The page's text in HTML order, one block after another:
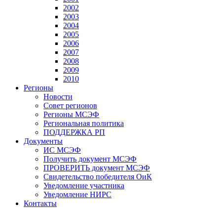
2002
2003
2004
2005
2006
2007
2008
2009
2010
Регионы
Новости
Совет регионов
Регионы МСЭФ
Региональная политика
ПОДДЕРЖКА РП
Документы
ИС МСЭФ
Получить документ МСЭФ
ПРОВЕРИТЬ документ МСЭФ
Свидетельство победителя ОиК
Уведомление участника
Уведомление НИРС
Контакты